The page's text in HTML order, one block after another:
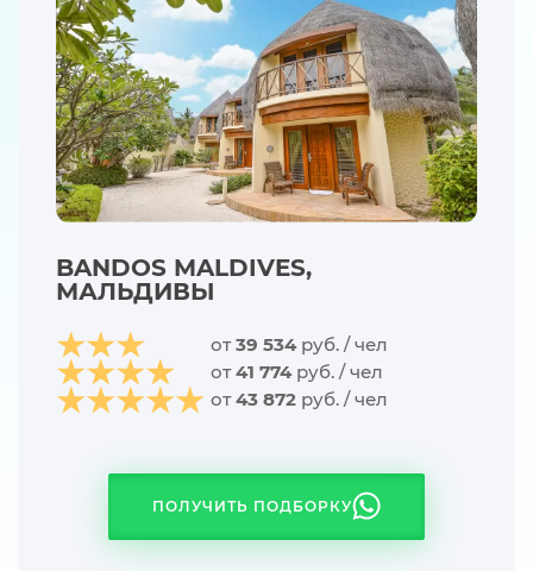
BANDOS MALDIVES,
МАЛЬДИВЫ
от39 534руб. / чел
от41 774руб. / чел
от43 872 руб. / чел
ПОЛУЧИТЬ ПОДБОРКУ